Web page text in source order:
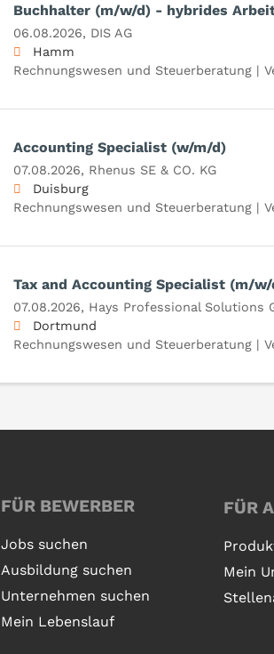
Buchhalter (m/w/d) - hybrides
06.08.2026, DIS AG
Hamm
Rechnungswesen und Steuerberatung |
Accounting Specialist (w/m/d)
07.08.2026, Rhenus SE & CO. KG
Duisburg
Rechnungswesen und Steuerberatung |
Tax and Accounting Specialist (m/w/
07.08.2026, Hays Professional Solutions
Dortmund
Rechnungswesen und Steuerberatung |
FÜR BEWERBER
Jobs suchen
Ausbildung suchen
Unternehmen suchen
Mein Lebenslauf
FÜR
Mein